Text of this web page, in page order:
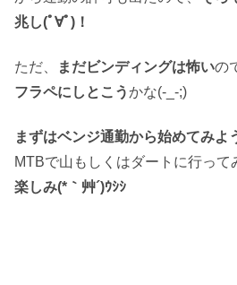
兆し(ﾟ∀ﾟ)！
ただ、 まだビンディングは怖いの
フラペにしとこうかな(-_-;)
まずはベンジ通勤から始めてみよ
MTBで山もしくはダートに行って
楽しみ(*｀艸´)ｳｼｼ